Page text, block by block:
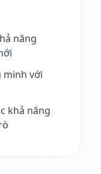
năng
minh với
khả năng